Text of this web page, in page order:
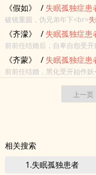
子 - 三观不正 - 完结<br>BL
<br>虐妻一时爽，追妻火葬
《假如》 / 失眠孤独症患
破镜重圆，伪兄弟年下<br>
- 完结<br>受宠攻<br>假如
受<br>破镜重圆，he，
《齐濛》 / 失眠孤独症患
前前任结婚后，自卑自怨受
说 - BL - 长篇 - 完结<br>现
我天杀地睡不着，心血来潮翻
《齐蒙》 / 失眠孤独症患
前前任结婚，黑化受开始作妖<br> 年下凶baba狼狗攻×年
<br> 1V1，HE，第一人
上一页
相关搜索
1.失眠孤独患者